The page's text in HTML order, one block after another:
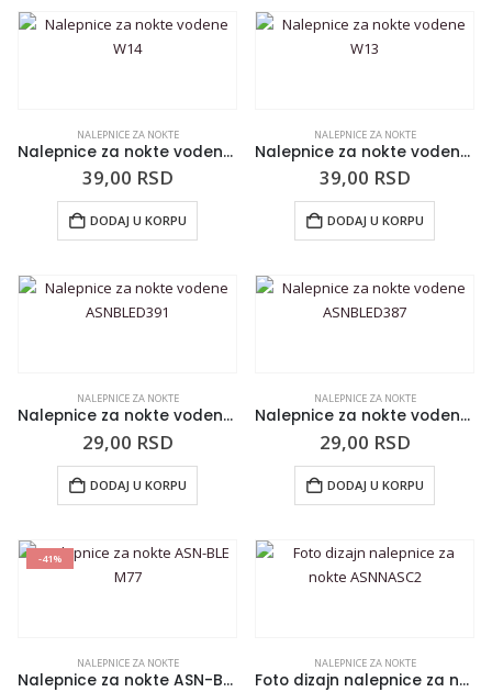
NALEPNICE ZA NOKTE
Nalepnice za nokte vodene W14
39,00 RSD
DODAJ U KORPU
NALEPNICE ZA NOKTE
Nalepnice za nokte vodene W13
39,00 RSD
DODAJ U KORPU
NALEPNICE ZA NOKTE
Nalepnice za nokte vodene ASNBLED391
29,00 RSD
DODAJ U KORPU
NALEPNICE ZA NOKTE
Nalepnice za nokte vodene ASNBLED387
29,00 RSD
DODAJ U KORPU
-41%
NALEPNICE ZA NOKTE
Nalepnice za nokte ASN-BLE M77
NALEPNICE ZA NOKTE
Foto dizajn nalepnice za nokte ASNNASC2